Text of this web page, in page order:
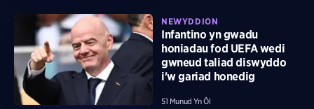
NEWYDDION
Infantino yn gwadu
honiadau fod UEFA wedi
gwneud taliad diswyddo
i'w gariad honedig
51 Munud Yn Ôl